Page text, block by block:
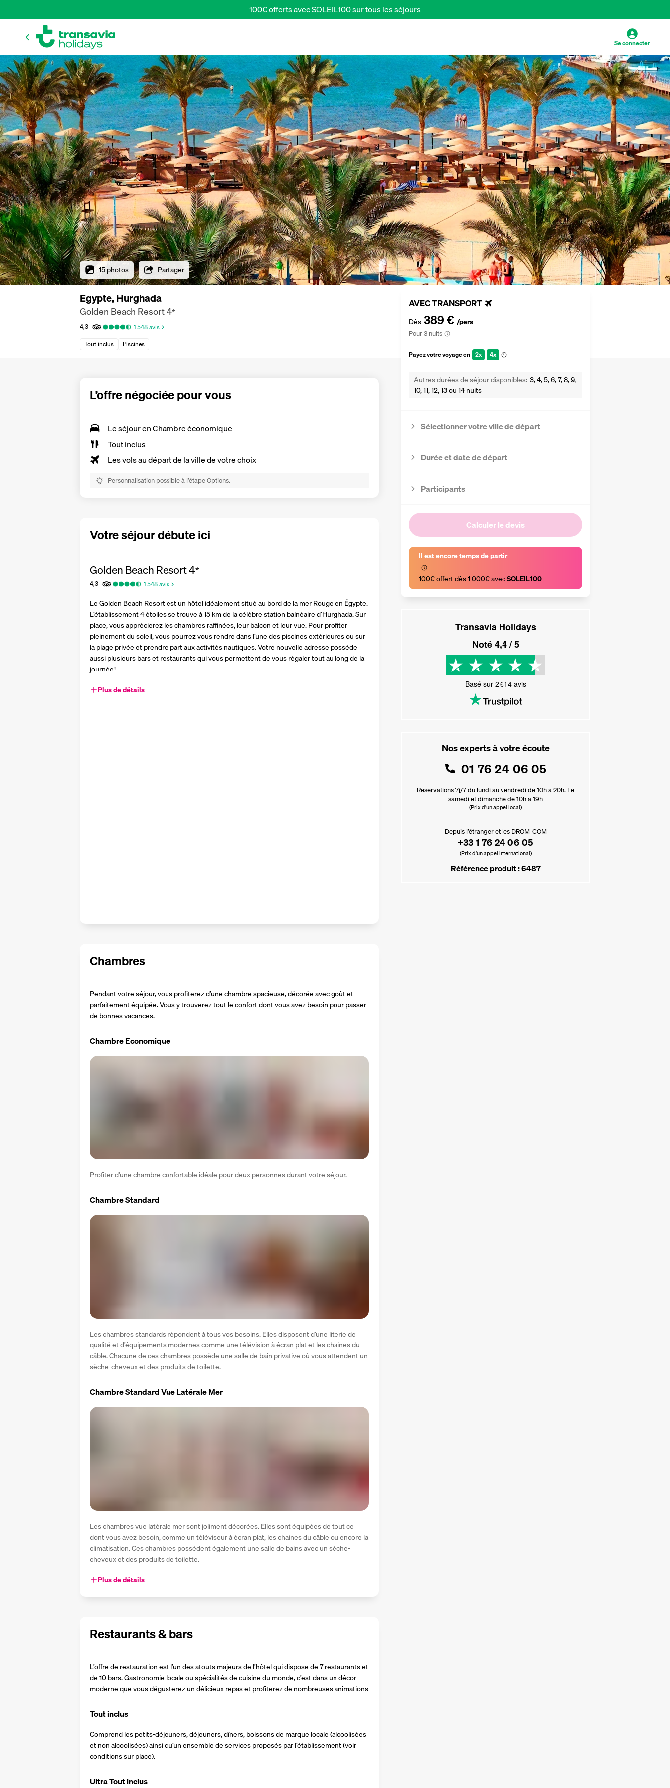
100€ offerts avec SOLEIL100 sur tous les séjours
Se connecter
15 photos Partager
Egypte, Hurghada
Golden Beach Resort4*
4,3 1 548avis
Tout inclus
Piscines
AVEC TRANSPORT
Dès 389 € /pers
Pour 3 nuits
Payez votre voyage en 2x 4x
Autres durées de séjour disponibles 3, 4, 5, 6, 7, 8, 9,
10, 11, 12, 13 ou 14 nuits
Sélectionner votre ville de départ
Durée et date de départ
Participants
Calculer le devis
Il est encore temps de partir
100€ offert dès 1 000€ avec SOLEIL100
Transavia Holidays
Noté4,4/ 5
Basé sur 2 614avis
Nos experts à votre écoute
01 76 24 06 05
Réservations 7j/7 du lundi au vendredi de 10h à 20h. Le
samedi et dimanche de 10h à 19h
(Prix d'un appel local)
Depuis l’étranger et les DROM-COM
+33 1 76 24 06 05
(Prix d’un appel international)
Référence produit : 6487
L’offre négociée pour vous
Le séjour enChambre économique
Tout inclus
Les vols au départ de la ville de votre choix
Personnalisation possible à l’étape Options.
Votre séjour débute ici
Golden Beach Resort4*
4,3 1 548avis
Le Golden Beach Resort est un hôtel idéalement situé au bord de la mer Rouge en Égypte.
L’établissement 4 étoiles se trouve à 15 km de la célèbre station balnéaire d’Hurghada. Sur
place, vous apprécierez les chambres raffinées, leur balcon et leur vue. Pour profiter
pleinement du soleil, vous pourrez vous rendre dans l’une des piscines extérieures ou sur
la plage privée et prendre part aux activités nautiques. Votre nouvelle adresse possède
aussi plusieurs bars et restaurants qui vous permettent de vous régaler tout au long de la
journée !
Plus de détails
Chambres
Pendant votre séjour, vous profiterez d’une chambre spacieuse, décorée avec goût et
parfaitement équipée. Vous y trouverez tout le confort dont vous avez besoin pour passer
de bonnes vacances.
Chambre Economique
Profiter d'une chambre confortable idéale pour deux personnes durant votre séjour.
Chambre Standard
Les chambres standards répondent à tous vos besoins. Elles disposent d’une literie de
qualité et d’équipements modernes comme une télévision à écran plat et les chaines du
câble. Chacune de ces chambres possède une salle de bain privative où vous attendent un
sèche-cheveux et des produits de toilette.
Chambre Standard Vue Latérale Mer
Les chambres vue latérale mer sont joliment décorées. Elles sont équipées de tout ce
dont vous avez besoin, comme un téléviseur à écran plat, les chaines du câble ou encore la
climatisation. Ces chambres possèdent également une salle de bains avec un sèche-
cheveux et des produits de toilette.
Plus de détails
Restaurants & bars
L’offre de restauration est l’un des atouts majeurs de l’hôtel qui dispose de 7 restaurants et
de 10 bars. Gastronomie locale ou spécialités de cuisine du monde, c’est dans un décor
moderne que vous dégusterez un délicieux repas et profiterez de nombreuses animations
Tout inclus
Comprend les petits-déjeuners, déjeuners, dîners, boissons de marque locale (alcoolisées
et non alcoolisées) ainsi qu’un ensemble de services proposés par l’établissement (voir
conditions sur place).
Ultra Tout inclus